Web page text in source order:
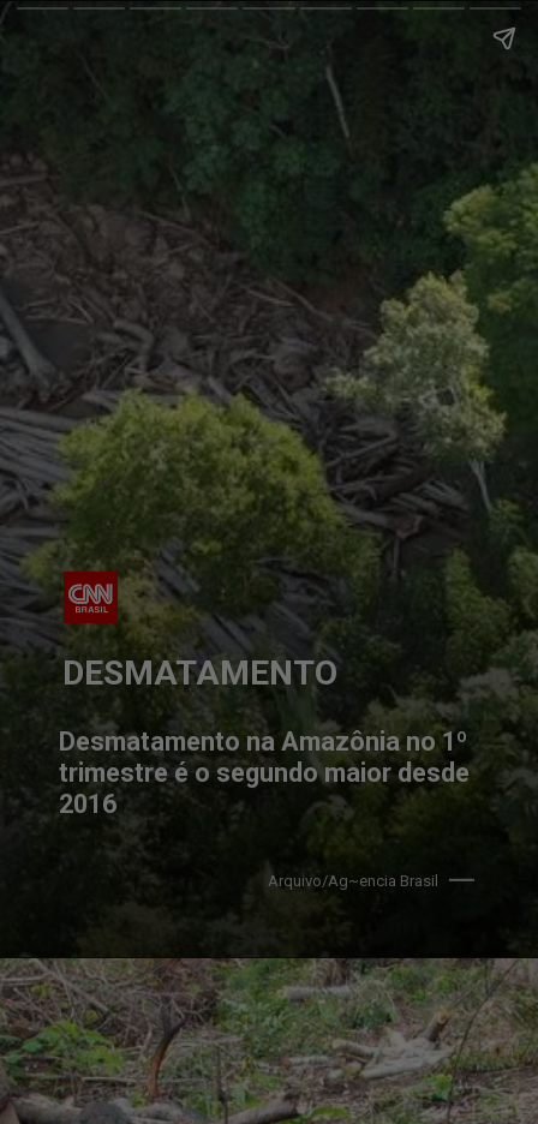
DESMATAMENTO
Desmatamento na Amazônia no 1º
trimestre é o segundo maior desde
2016
Arquivo/Ag~encia Brasil